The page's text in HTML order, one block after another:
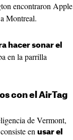
encontraron Apple
Montreal.
hacer sonar el
en la parrilla
con el AirTag
de Vermont,
en usar el